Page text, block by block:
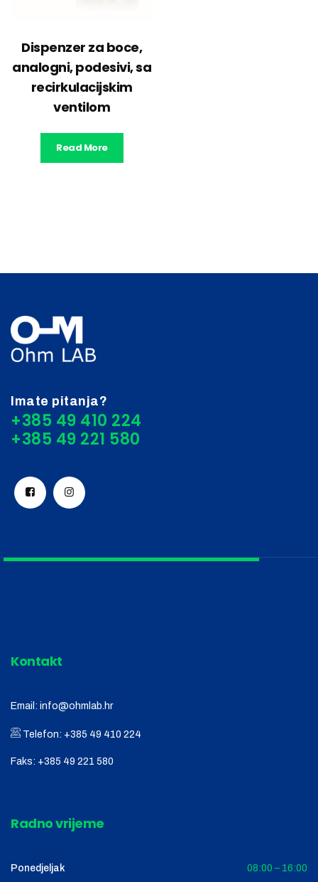
Dispenzer za boce,
analogni, podesivi, sa
recirkulacijskim
ventilom
Read More
Imate pitanja?
+385 49 410 224
Kontakt
Email: info@ohmlab.hr
Telefon: +385 49 410 224
Faks: +385 49 221 580
Radno vrijeme
Ponedjeljak 08:00 – 16:00